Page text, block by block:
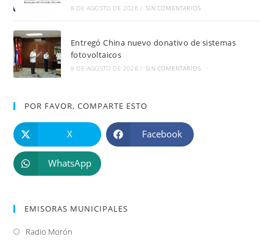
8 DE AGOSTO DE 2026 / SIN COMENTARIOS
Entregó China nuevo donativo de sistemas
fotovoltaicos
8 DE AGOSTO DE 2026 / SIN COMENTARIOS
POR FAVOR, COMPARTE ESTO
X Facebook
WhatsApp
EMISORAS MUNICIPALES
Radio Morón